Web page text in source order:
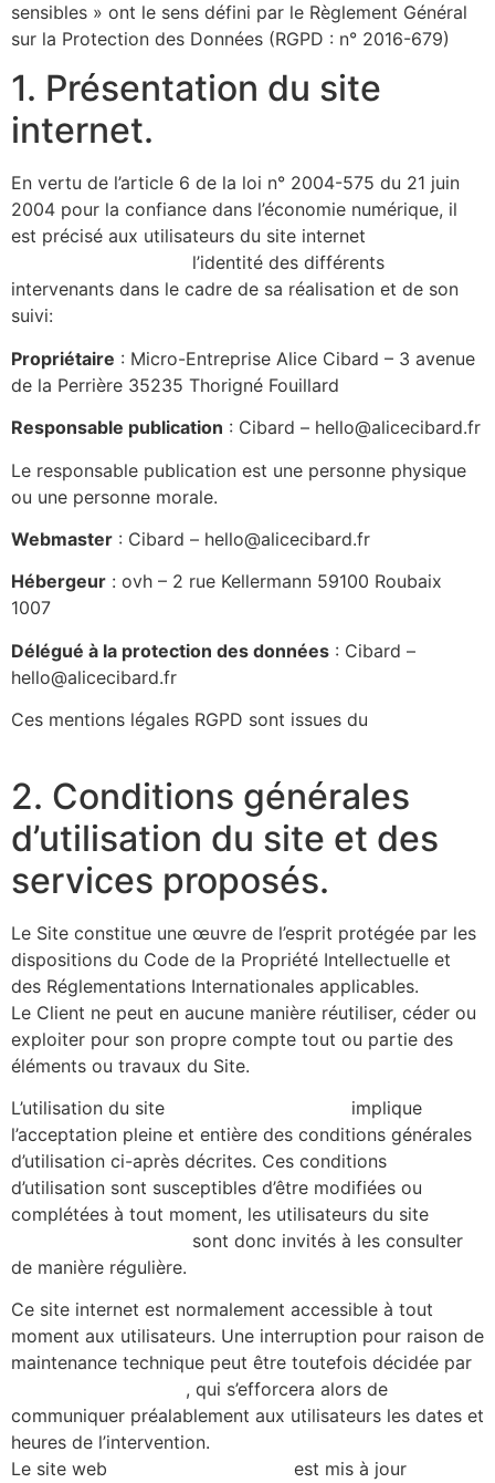
sensibles » ont le sens défini par le Règlement Général
sur la Protection des Données (RGPD : n° 2016-679)
1. Présentation du site
internet.
En vertu de l’article 6 de la loi n° 2004-575 du 21 juin
2004 pour la confiance dans l’économie numérique, il
est précisé aux utilisateurs du site internet
l’identité des différents
intervenants dans le cadre de sa réalisation et de son
suivi:
Propriétaire : Micro-Entreprise Alice Cibard – 3 avenue
de la Perrière 35235 Thorigné Fouillard
Responsable publication : Cibard – hello@alicecibard.fr
Le responsable publication est une personne physique
ou une personne morale.
Webmaster : Cibard – hello@alicecibard.fr
Hébergeur : ovh – 2 rue Kellermann 59100 Roubaix
1007
Délégué à la protection des données : Cibard –
hello@alicecibard.fr
Ces mentions légales RGPD sont issues du
2. Conditions générales
d’utilisation du site et des
services proposés.
Le Site constitue une œuvre de l’esprit protégée par les
dispositions du Code de la Propriété Intellectuelle et
des Réglementations Internationales applicables.
Le Client ne peut en aucune manière réutiliser, céder ou
exploiter pour son propre compte tout ou partie des
éléments ou travaux du Site.
L’utilisation du site
implique
l’acceptation pleine et entière des conditions générales
d’utilisation ci-après décrites. Ces conditions
d’utilisation sont susceptibles d’être modifiées ou
complétées à tout moment, les utilisateurs du site
sont donc invités à les consulter
de manière régulière.
Ce site internet est normalement accessible à tout
moment aux utilisateurs. Une interruption pour raison de
maintenance technique peut être toutefois décidée par
, qui s’efforcera alors de
communiquer préalablement aux utilisateurs les dates et
heures de l’intervention.
Le site web
est mis à jour